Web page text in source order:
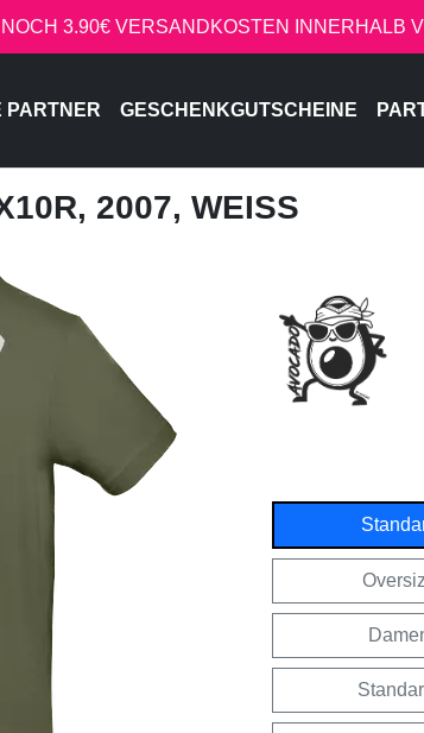
3.90€ VERSANDKOSTEN INNERHALB
PARTNER GESCHENKGUTSCHEINE
2007, WEISS